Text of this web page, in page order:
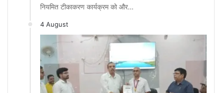
नियमित टीकाकरण कार्यक्रम को और…
4 August